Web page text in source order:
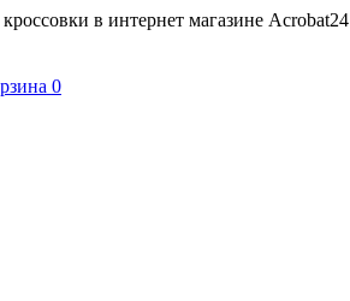
в интернет магазине Acrobat24
0